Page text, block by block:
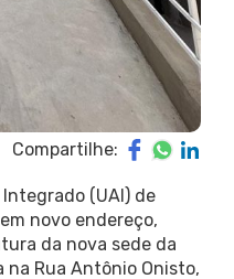
Compartilhe:
(UAI) de
novo endereço,
da nova sede da
na Rua Antônio Onisto,